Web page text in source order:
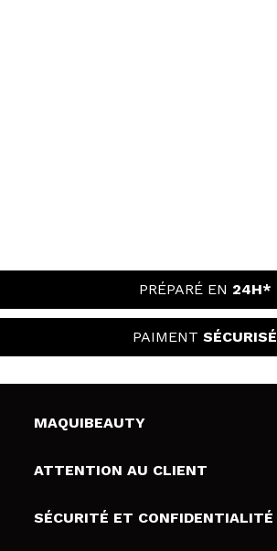
PRÉPARÉ EN 24H*
PAIMENT SÉCURISÉ
MAQUIBEAUTY
Qui sommes nous
Cartes-cadeaux
ATTENTION AU CLIENT
Livraison & retour
SÉCURITÉ ET CONFIDENTIALITÉ